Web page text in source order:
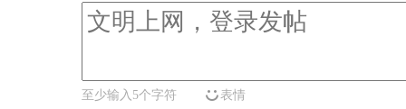
至少输入5个字符 表情